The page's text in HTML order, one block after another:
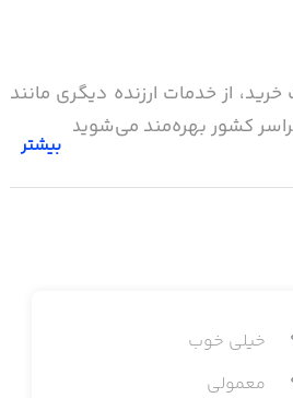
از خدمات ارزنده دیگری مانند
کشور بهره‌مند می‌شوید.
بیشتر
خیلی خوب
معمولی